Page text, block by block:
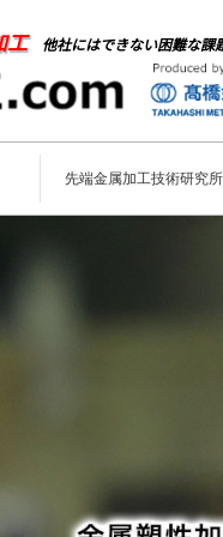
工他社にはできない困難な課
先端金属加工技術研究所